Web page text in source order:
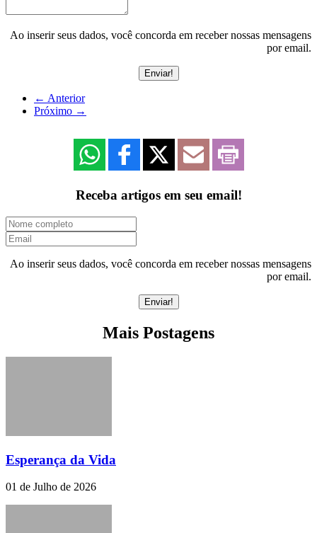
Ao inserir seus dados, você concorda em receber nossas mensagens
por email.
← Anterior
Próximo →
Receba artigos em seu email!
Ao inserir seus dados, você concorda em receber nossas mensagens
por email.
Mais Postagens
Esperança da Vida
01 de Julho de 2026